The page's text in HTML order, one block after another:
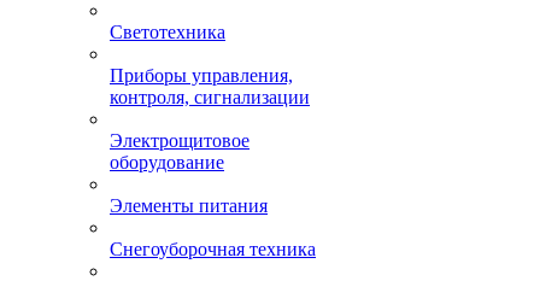
Светотехника
Приборы управления,
контроля, сигнализации
Электрощитовое
оборудование
Элементы питания
Снегоуборочная техника